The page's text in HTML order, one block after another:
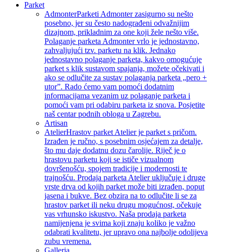
Parket
AdmonterParketi Admonter zasigurno su nešto
posebno, jer su često nadograđeni odvažnijim
dizajnom, prikladnim za one koji žele nešto više.
Polaganje parketa Admonter vrlo je jednostavno,
zahvaljujući tzv. parketu na klik. Jednako
jednostavno polaganje parketa, kakvo omogućuje
parket s klik sustavom spajanja, možete očekivati i
ako se odlučite za sustav polaganja parketa „pero +
utor”. Rado ćemo vam pomoći dodatnim
informacijama vezanim uz polaganje parketa i
pomoći vam pri odabiru parketa iz snova. Posjetite
naš centar podnih obloga u Zagrebu.
Artisan
AtelierHrastov parket Atelier je parket s pričom.
Izrađen je ručno, s posebnim osjećajem za detalje,
što mu daje dodatnu dozu čarolije. Riječ je o
hrastovu parketu koji se ističe vizualnom
dovršenošću, spojem tradicije i modernosti te
trajnošću. Prodaja parketa Atelier uključuje i druge
vrste drva od kojih parket može biti izrađen, poput
jasena i bukve. Bez obzira na to odlučite li se za
hrastov parket ili neku drugu mogućnost, očekuje
vas vrhunsko iskustvo. Naša prodaja parketa
namijenjena je svima koji znaju koliko je važno
odabrati kvalitetu, jer upravo ona najbolje odolijeva
zubu vremena.
Galleria